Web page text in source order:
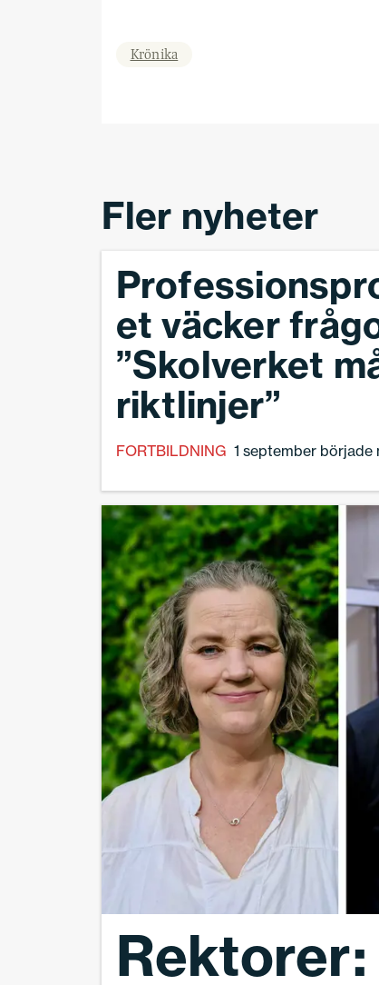
Krönika
Fler nyheter
et väcker
”Skolverket
riktlinjer”
FORTBILDNING 1 september